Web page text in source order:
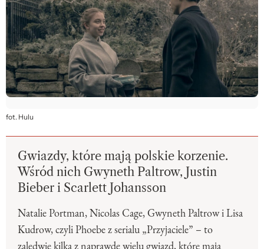
fot. Hulu
Gwiazdy, które mają polskie korzenie.
Wśród nich Gwyneth Paltrow, Justin
Bieber i Scarlett Johansson
Natalie Portman, Nicolas Cage, Gwyneth Paltrow i Lisa
Kudrow, czyli Phoebe z serialu „Przyjaciele” – to
zaledwie kilka z naprawdę wielu gwiazd, które mają